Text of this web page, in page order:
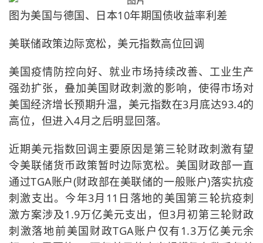
图为美国与德国、日本10年期国债收益率利差
美联储政策边际宽松，美元指数高位回调
美国疫情防控向好、就业市场持续改善、工业生产
强劲扩张，叠加美国财政刺激的影响，使得市场对
美国经济增长预期升温，美元指数在3月底达93.4的
高位，但进入4月之后明显回落。
近期美元指数回调主要原因是第三轮财政刺激有望
令美联储货币政策暂时边际宽松。美国财政部一直
通过TGA账户(财政部在美联储的一般账户)落实抗疫
刺激支出。今年3月11日落地的美国第三轮抗疫刺
激方案涉及1.9万亿美元支出，但3月初第三轮财政
刺激落地前美国财政TGA账户仅有1.3万亿美元余